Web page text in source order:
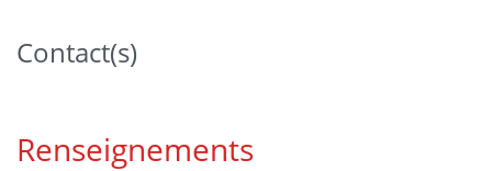
Contact(s)
Renseignements